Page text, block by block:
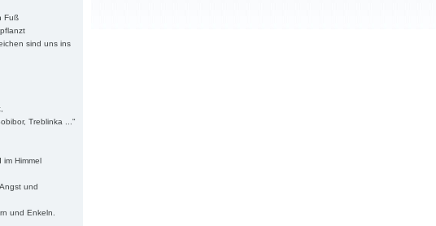
Fuß
sind uns ins
Treblinka ..."
im Himmel
und
und Enkeln.